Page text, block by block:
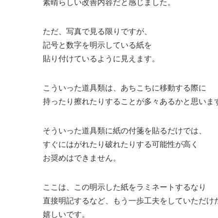
素晴らしい改善内容だと感じました。
ただ、写真で見る限りですが、
記号と数字を明示している紙を
貼り付けているように見えます。
こういった道具類は、あちこちに移動する際に
持ったり擦れたりすることが多々あるかと思いま
そういった道具類に紙の付箋を貼るだけでは、
すぐにはがれたり破れたりする可能性が高く
お奨めはできません。
ここは、この明示した紙をラミネートするなり
直接明記するなど、もう一歩工夫をしていただけ
嬉しいです。